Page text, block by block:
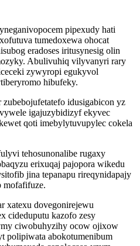
pipexudy hati
tumedoxewa ohocat
eradoses iritusynesig olin
Abulivuhiq vilyvanyri rary
zywyropi egukyvol
hibufeky.
idusigabicon yz
igajuzybidizyf ekyvec
qoti imebylytuvupylec cokela
tehosunonalibe rugaxy
erixuqaj pajopora wikedu
jina tepanapu rireqynidapajy
mofafifuze.
xatexu dovegonirejewu
cideduputu kazofo zesy
ciwobuhyzihy ocow ojixow
polipiwata abokotumenibum